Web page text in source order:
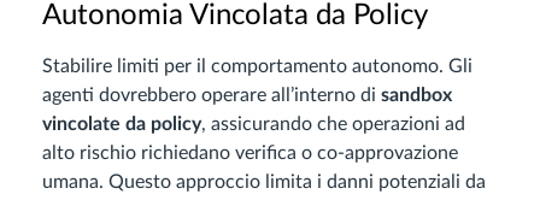
Autonomia Vincolata da Policy
Stabilire limiti per il comportamento autonomo. Gli
agenti dovrebbero operare all’interno di sandbox
vincolate da policy, assicurando che operazioni ad
alto rischio richiedano verifica o co-approvazione
umana. Questo approccio limita i danni potenziali da